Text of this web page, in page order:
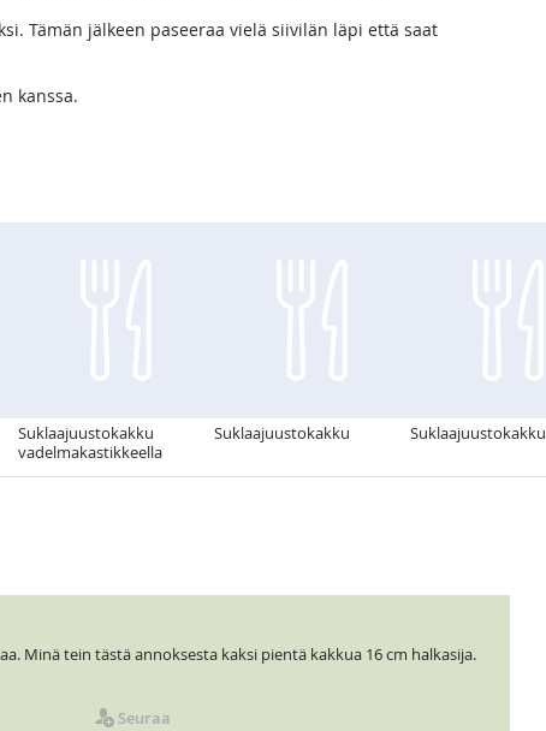
Tämän jälkeen paseeraa vielä siivilän läpi että saat
kanssa.
Suklaajuustokakku
vadelmakastikkeella
Suklaajuustokakku Suklaajuustokakku
Minä tein tästä annoksesta kaksi pientä kakkua 16 cm halkasija.
Seuraa